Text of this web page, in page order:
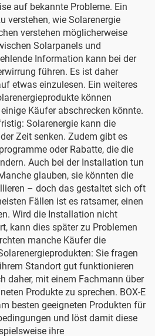
auf bekannte Probleme. Ein
verstehen, wie Solarenergie
verstehen möglicherweise
Solarpanels und
Information kann bei der
führen. Es ist daher
etwas einzulesen. Ein weiteres
können
Käufer abschrecken könnte.
Solarenergie kann die
Zeit senken. Zudem gibt es
oder Rabatte, die die
Auch bei der Installation tun
glauben, sie könnten die
– doch das gestaltet sich oft
Fällen ist es ratsamer, einen
Wird die Installation nicht
kann dies später zu Problemen
manche Käufer die
Sie fragen
Standort gut funktionieren
daher, mit einem Fachmann über
Produkte zu sprechen. BOX-E
besten geeigneten Produkten für
und löst damit diese
ihre